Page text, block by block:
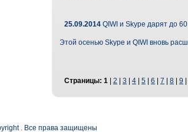
25.09.2014 QIWI и Skype дарят до
Этой осенью Skype и QIWI вновь
Страницы: 1 2 3 4 5 6 7 8 9
. Все права защищены